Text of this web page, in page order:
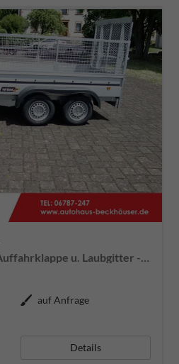
Variant 2004 MR mit Auffahrklappe u. Laubgitter - 255x145x100 2.000kg
Außenfarbe auf Anfrage
Details